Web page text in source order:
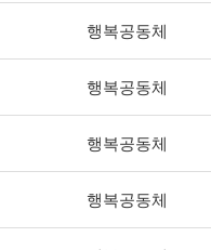
행복공동체
행복공동체
행복공동체
행복공동체